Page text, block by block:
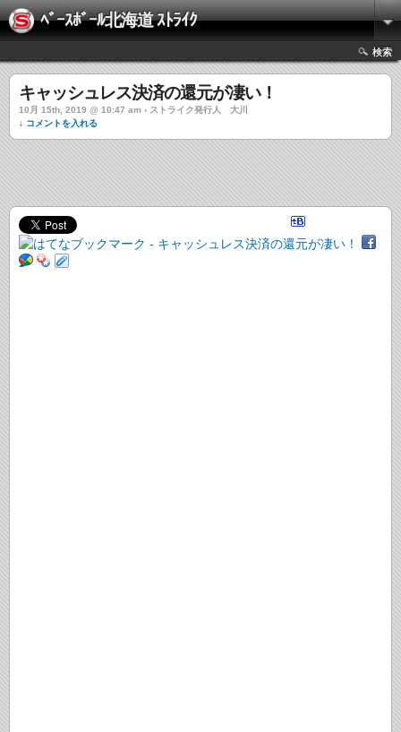
ﾍﾞｰｽﾎﾞｰﾙ北海道 ｽﾄﾗｲｸ
検索
キャッシュレス決済の還元が凄い！
10月 15th, 2019 @ 10:47 am › ストライク発行人 大川
↓ コメントを入れる